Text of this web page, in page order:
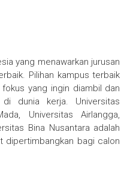
yang menawarkan jurusan
Pilihan kampus terbaik
yang ingin diambil dan
dunia kerja. Universitas
Universitas Airlangga,
Bina Nusantara adalah
dipertimbangkan bagi calon